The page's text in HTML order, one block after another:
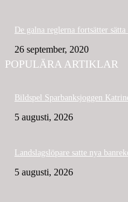
De galna reglerna fortsätter
26 september, 2020
POPULÄRA ARTIKLAR
Bildspel Sparbanksjoggen
5 augusti, 2026
Landslagslöpare satte nya
5 augusti, 2026